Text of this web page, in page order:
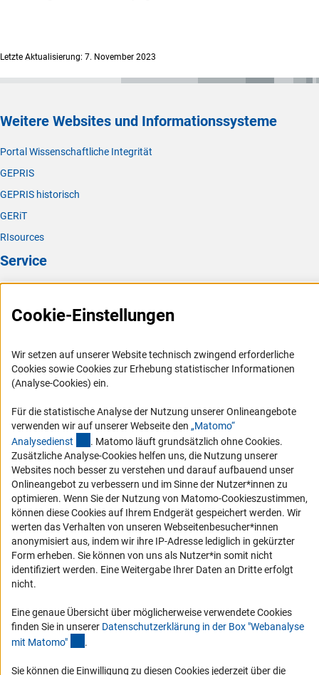
Letzte Aktualisierung: 7. November 2023
Weitere Websites und Informationssysteme
Portal Wissenschaftliche Integrität
GEPRIS
GEPRIS historisch
GERiT
RIsources
Service
FAQ
Logo und Corporate Design
RSS-Feeds
Vergabeverfahren
Barrierefreiheit
Service und Informationen für Menschen mit Behinderungen
Erklärung zur Barrierefreiheit
Barriere melden
DFG-aktuell
Erhalten Sie Neuigkeiten aus der DFG direkt in Ihr Mailpostfach oder
schauen Sie sich die Ausgaben online an.
Zum Newsletter
Cookie-Einstellungen
Wir setzen auf unserer Website technisch zwingend erforderliche
Cookies sowie Cookies zur Erhebung statistischer Informationen
(Analyse-Cookies) ein.
Für die statistische Analyse der Nutzung unserer Onlineangebote
verwenden wir auf unserer Webseite den „Matomo“
Analysedienst (externer Link)
. Matomo läuft grundsätzlich ohne Cookies.
Zusätzliche Analyse-Cookies helfen uns, die Nutzung unserer
Websites noch besser zu verstehen und darauf aufbauend unser
Onlineangebot zu verbessern und im Sinne der Nutzer*innen zu
optimieren. Wenn Sie der Nutzung von Matomo-Cookieszustimmen,
können diese Cookies auf Ihrem Endgerät gespeichert werden. Wir
werten das Verhalten von unseren Webseitenbesucher*innen
anonymisiert aus, indem wir ihre IP-Adresse lediglich in gekürzter
Form erheben. Sie können von uns als Nutzer*in somit nicht
identifiziert werden. Eine Weitergabe Ihrer Daten an Dritte erfolgt
nicht.
Eine genaue Übersicht über möglicherweise verwendete Cookies
finden Sie in unserer Datenschutzerklärung in der Box "Webanalyse
mit Matomo" .
Sie können die Einwilligung zu diesen Cookies jederzeit über die